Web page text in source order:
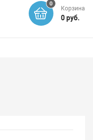
0
Корзина
0 руб.